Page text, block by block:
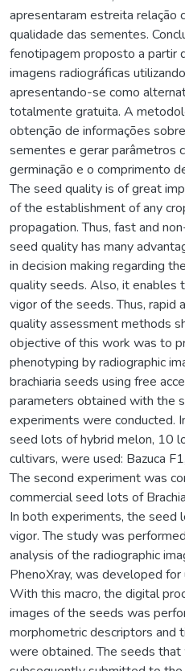
apresentaram estreita relação
qualidade das sementes.
fenotipagem proposto a partir
imagens radiográficas
apresentando-se como
totalmente gratuita. A
obtenção de informações
sementes e gerar parâmetros
germinação e o comprimento
The seed quality is of great
of the establishment of any
propagation. Thus, fast and
seed quality has many
in decision making regarding
quality seeds. Also, it enables
vigor of the seeds. Thus, rapid
quality assessment methods
objective of this work was to
phenotyping by radiographic
brachiaria seeds using free
parameters obtained with the
experiments were conducted.
seed lots of hybrid melon, 10
cultivars, were used: Bazuca
The second experiment was
commercial seed lots of
In both experiments, the
vigor. The study was
analysis of the radiographic
PhenoXray, was developed
With this macro, the digital
images of the seeds was
morphometric descriptors and
were obtained. The seeds